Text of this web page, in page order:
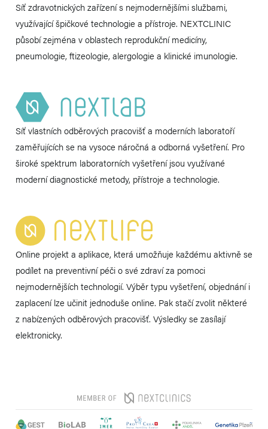
Síť zdravotnických zařízení s nejmodernějšími službami,
využívající špičkové technologie a přístroje. NEXTCLINIC
působí zejména v oblastech reprodukční medicíny,
pneumologie, ftizeologie, alergologie a klinické imunologie.
Síť vlastních odběrových pracovišť a moderních laboratoří
zaměřujících se na vysoce náročná a odborná vyšetření. Pro
široké spektrum laboratorních vyšetření jsou využívané
moderní diagnostické metody, přístroje a technologie.
Online projekt a aplikace, která umožňuje každému aktivně se
podílet na preventivní péči o své zdraví za pomoci
nejmodernějších technologií. Výběr typu vyšetření, objednání i
zaplacení lze učinit jednoduše online. Pak stačí zvolit některé
z nabízených odběrových pracovišť. Výsledky se zasílají
elektronicky.